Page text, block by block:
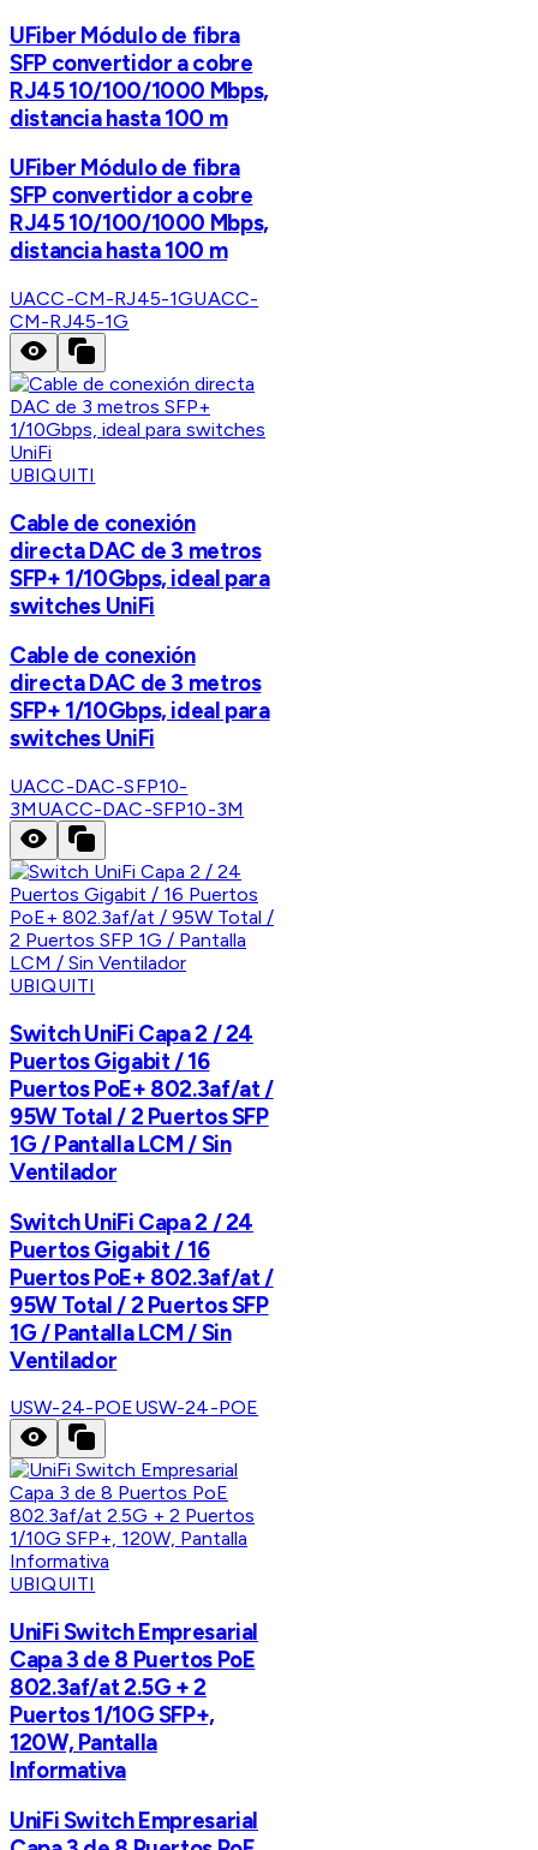
UFiber Módulo de fibra
SFP convertidor a cobre
RJ45 10/100/1000 Mbps,
distancia hasta 100 m
UFiber Módulo de fibra
SFP convertidor a cobre
RJ45 10/100/1000 Mbps,
distancia hasta 100 m
UACC-CM-RJ45-1GUACC-
CM-RJ45-1G
UBIQUITI
Cable de conexión
directa DAC de 3 metros
SFP+ 1/10Gbps, ideal para
switches UniFi
Cable de conexión
directa DAC de 3 metros
SFP+ 1/10Gbps, ideal para
switches UniFi
UACC-DAC-SFP10-
3MUACC-DAC-SFP10-3M
UBIQUITI
Switch UniFi Capa 2 / 24
Puertos Gigabit / 16
Puertos PoE+ 802.3af/at /
95W Total / 2 Puertos SFP
1G / Pantalla LCM / Sin
Ventilador
Switch UniFi Capa 2 / 24
Puertos Gigabit / 16
Puertos PoE+ 802.3af/at /
95W Total / 2 Puertos SFP
1G / Pantalla LCM / Sin
Ventilador
USW-24-POEUSW-24-POE
UBIQUITI
UniFi Switch Empresarial
Capa 3 de 8 Puertos PoE
802.3af/at 2.5G + 2
Puertos 1/10G SFP+,
120W, Pantalla
Informativa
UniFi Switch Empresarial